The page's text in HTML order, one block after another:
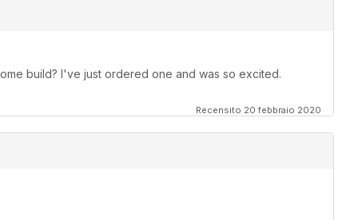
build? I've just ordered one and was so excited.
Recensito 20 febbraio 2020